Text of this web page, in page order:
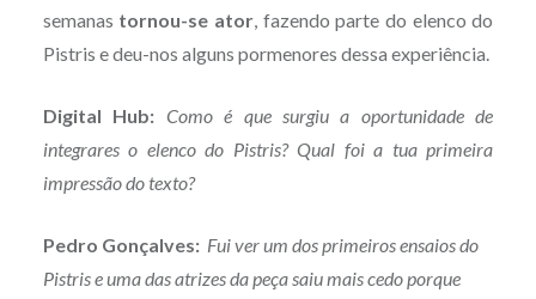
semanas tornou-se ator, fazendo parte do elenco do
Pistris e deu-nos alguns pormenores dessa experiência.
Digital Hub: Como é que surgiu a oportunidade de
integrares o elenco do Pistris? Qual foi a tua primeira
impressão do texto?
Pedro Gonçalves: Fui ver um dos primeiros ensaios do
Pistris e uma das atrizes da peça saiu mais cedo porque